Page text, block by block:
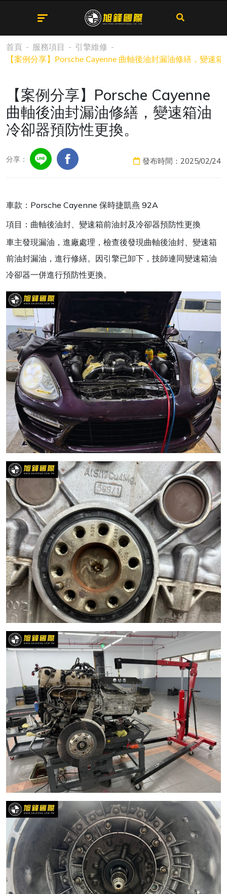
首頁 服務項目
引擎維修
【案例分享】Porsche Cayenne 曲軸後油封漏油修繕，變速
【案例分享】Porsche Cayenne
曲軸後油封漏油修繕，變速箱油
冷卻器預防性更換。
分享： 發布時間：2025/02/24
車款：Porsche Cayenne 保時捷凱燕 92A
項目：曲軸後油封、變速箱前油封及冷卻器預防性更換
車主發現漏油，進廠處理，檢查後發現曲軸後油封、變速箱
前油封漏油，進行修繕。因引擎已卸下，技師連同變速箱油
冷卻器一併進行預防性更換。